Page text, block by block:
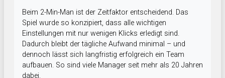
Beim 2-Min-Man ist der Zeitfaktor entscheidend. Das
Spiel wurde so konzipiert, dass alle wichtigen
Einstellungen mit nur wenigen Klicks erledigt sind.
Dadurch bleibt der tägliche Aufwand minimal – und
dennoch lässt sich langfristig erfolgreich ein Team
aufbauen. So sind viele Manager seit mehr als 20 Jahren
dabei.